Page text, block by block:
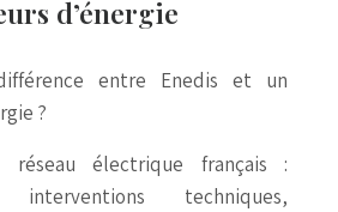
d’énergie
entre Enedis et un
?
électrique français :
interventions techniques,